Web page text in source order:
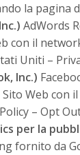
la pagina
AdWords
con il
Uniti –
Inc.)
Sito Web
– Opt
per la
fornito da